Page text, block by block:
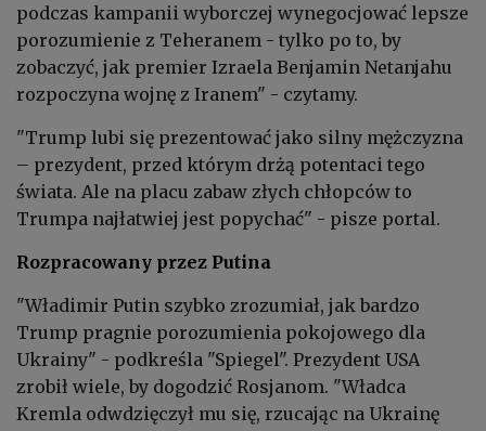
podczas kampanii wyborczej wynegocjować lepsze
porozumienie z Teheranem - tylko po to, by
zobaczyć, jak premier Izraela Benjamin Netanjahu
rozpoczyna wojnę z Iranem" - czytamy.
"Trump lubi się prezentować jako silny mężczyzna
– prezydent, przed którym drżą potentaci tego
świata. Ale na placu zabaw złych chłopców to
Trumpa najłatwiej jest popychać" - pisze portal.
Rozpracowany przez Putina
"Władimir Putin szybko zrozumiał, jak bardzo
Trump pragnie porozumienia pokojowego dla
Ukrainy" - podkreśla "Spiegel". Prezydent USA
zrobił wiele, by dogodzić Rosjanom. "Władca
Kremla odwdzięczył mu się, rzucając na Ukrainę